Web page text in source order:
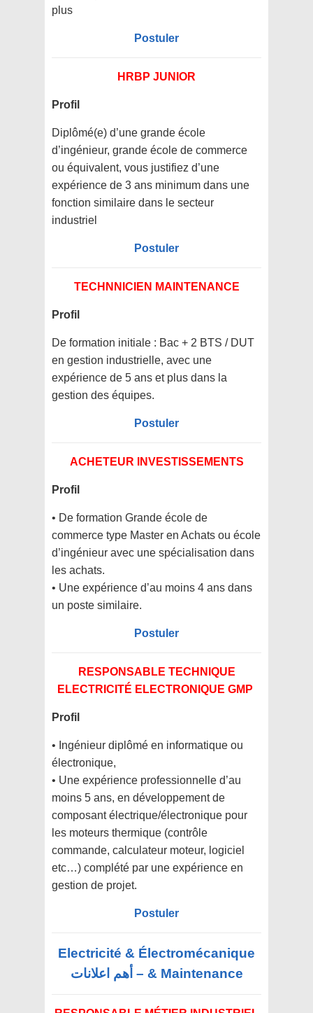
plus
Postuler
HRBP JUNIOR
Profil
Diplômé(e) d’une grande école
d’ingénieur, grande école de commerce
ou équivalent, vous justifiez d’une
expérience de 3 ans minimum dans une
fonction similaire dans le secteur
industriel
Postuler
TECHNNICIEN MAINTENANCE
Profil
De formation initiale : Bac + 2 BTS / DUT
en gestion industrielle, avec une
expérience de 5 ans et plus dans la
gestion des équipes.
Postuler
ACHETEUR INVESTISSEMENTS
Profil
• De formation Grande école de
commerce type Master en Achats ou école
d’ingénieur avec une spécialisation dans
les achats.
• Une expérience d’au moins 4 ans dans
un poste similaire.
Postuler
RESPONSABLE TECHNIQUE
ELECTRICITÉ ELECTRONIQUE GMP
Profil
• Ingénieur diplômé en informatique ou
électronique,
• Une expérience professionnelle d’au
moins 5 ans, en développement de
composant électrique/électronique pour
les moteurs thermique (contrôle
commande, calculateur moteur, logiciel
etc…) complété par une expérience en
gestion de projet.
Postuler
Electricité & Électromécanique
& Maintenance – أهم اعلانات